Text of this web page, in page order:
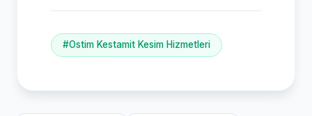
#Ostim Kestamit Kesim Hizmetleri